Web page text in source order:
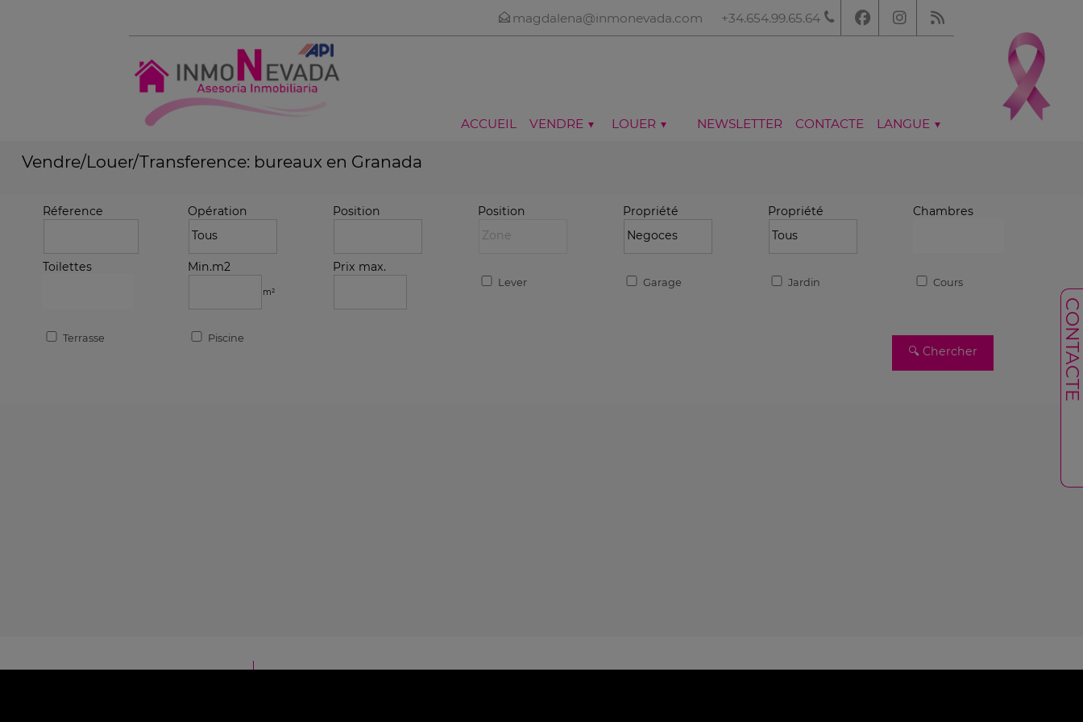
+34.654.99.65.64
magdalena@inmonevada.com
ACCUEIL VENDRE LOUER NEWSLETTER CONTACTE LANGUE
Vendre/Louer/Transference: bureaux en Granada
Réference Opération Position Position Propriété Propriété Chambres
Toilettes Min.m2
m²
Prix max.
Lever Garage Jardin Cours
Terrasse Piscine